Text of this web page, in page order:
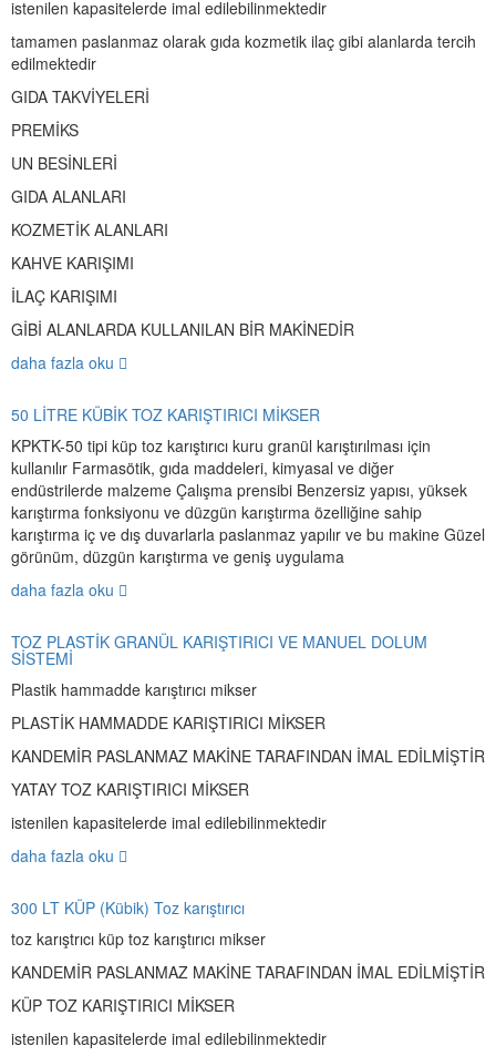
istenilen kapasitelerde imal edilebilinmektedir
tamamen paslanmaz olarak gıda kozmetik ilaç gibi alanlarda tercih
edilmektedir
GIDA TAKVİYELERİ
PREMİKS
UN BESİNLERİ
GIDA ALANLARI
KOZMETİK ALANLARI
KAHVE KARIŞIMI
İLAÇ KARIŞIMI
GİBİ ALANLARDA KULLANILAN BİR MAKİNEDİR
daha fazla oku
50 LİTRE KÜBİK TOZ KARIŞTIRICI MİKSER
KPKTK-50 tipi küp toz karıştırıcı kuru granül karıştırılması için
kullanılır Farmasötik, gıda maddeleri, kimyasal ve diğer
endüstrilerde malzeme Çalışma prensibi Benzersiz yapısı, yüksek
karıştırma fonksiyonu ve düzgün karıştırma özelliğine sahip
karıştırma iç ve dış duvarlarla paslanmaz yapılır ve bu makine Güzel
görünüm, düzgün karıştırma ve geniş uygulama
daha fazla oku
TOZ PLASTİK GRANÜL KARIŞTIRICI VE MANUEL DOLUM
SİSTEMİ
Plastik hammadde karıştırıcı mikser
PLASTİK HAMMADDE KARIŞTIRICI MİKSER
KANDEMİR PASLANMAZ MAKİNE TARAFINDAN İMAL EDİLMİŞTİR
YATAY TOZ KARIŞTIRICI MİKSER
istenilen kapasitelerde imal edilebilinmektedir
daha fazla oku
300 LT KÜP (Kübik) Toz karıştırıcı
toz karıştrıcı küp toz karıştırıcı mikser
KANDEMİR PASLANMAZ MAKİNE TARAFINDAN İMAL EDİLMİŞTİR
KÜP TOZ KARIŞTIRICI MİKSER
istenilen kapasitelerde imal edilebilinmektedir